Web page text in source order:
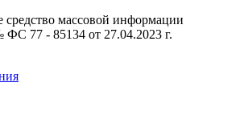
средство массовой информации
ФС 77 - 85134 от 27.04.2023 г.